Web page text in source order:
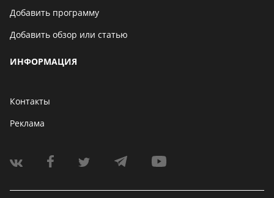
Добавить программу
Добавить обзор или статью
ИНФОРМАЦИЯ
Контакты
Реклама